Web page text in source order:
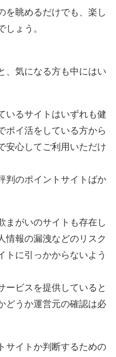
を眺めるだけでも、楽し
ょう。
、気になる方も中にはい
いるサイトはいずれも健
ポイ活をしている方から
安心してご利用いただけ
判のポイントサイトばか
まがいのサイトも存在し
情報の漏洩などのリスク
トに引っかからないよう
ービスを提供していると
どうか運営元の確認は必
サイトか判断するための